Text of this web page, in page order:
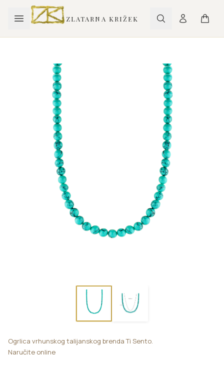
ZLATARNA KRIŽEK
Ogrlica vrhunskog talijanskog brenda Ti Sento.
Naručite online